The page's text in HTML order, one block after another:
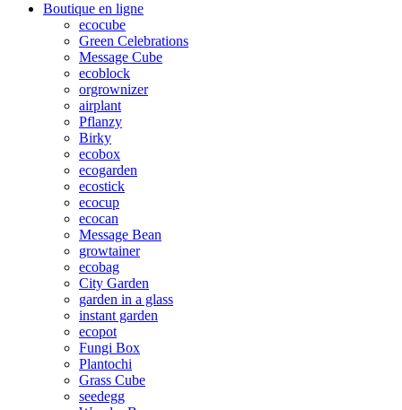
Boutique en ligne
ecocube
Green Celebrations
Message Cube
ecoblock
orgrownizer
airplant
Pflanzy
Birky
ecobox
ecogarden
ecostick
ecocup
ecocan
Message Bean
growtainer
ecobag
City Garden
garden in a glass
instant garden
ecopot
Fungi Box
Plantochi
Grass Cube
seedegg